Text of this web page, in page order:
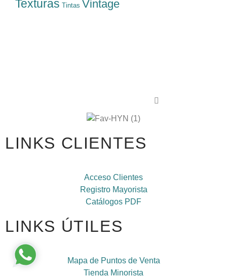
Texturas Tintas Vintage
LINKS CLIENTES
Acceso Clientes
Registro Mayorista
Catálogos PDF
LINKS ÚTILES
Mapa de Puntos de Venta
Tienda Minorista